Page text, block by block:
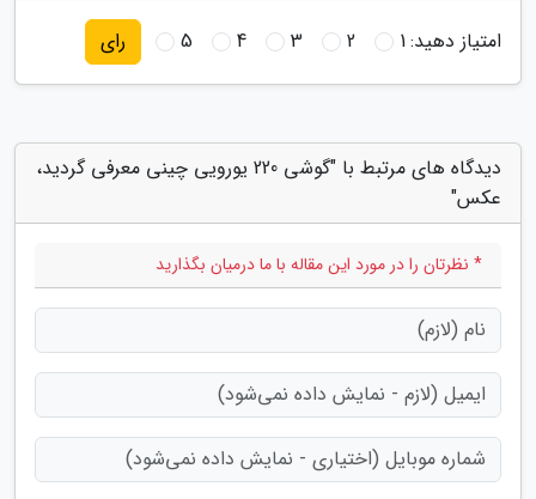
امتیاز دهید:1
2
3
4
5 رای
دیدگاه های مرتبط با "گوشی 220 یورویی چینی معرفی گردید،
عکس"
* نظرتان را در مورد این مقاله با ما درمیان بگذارید